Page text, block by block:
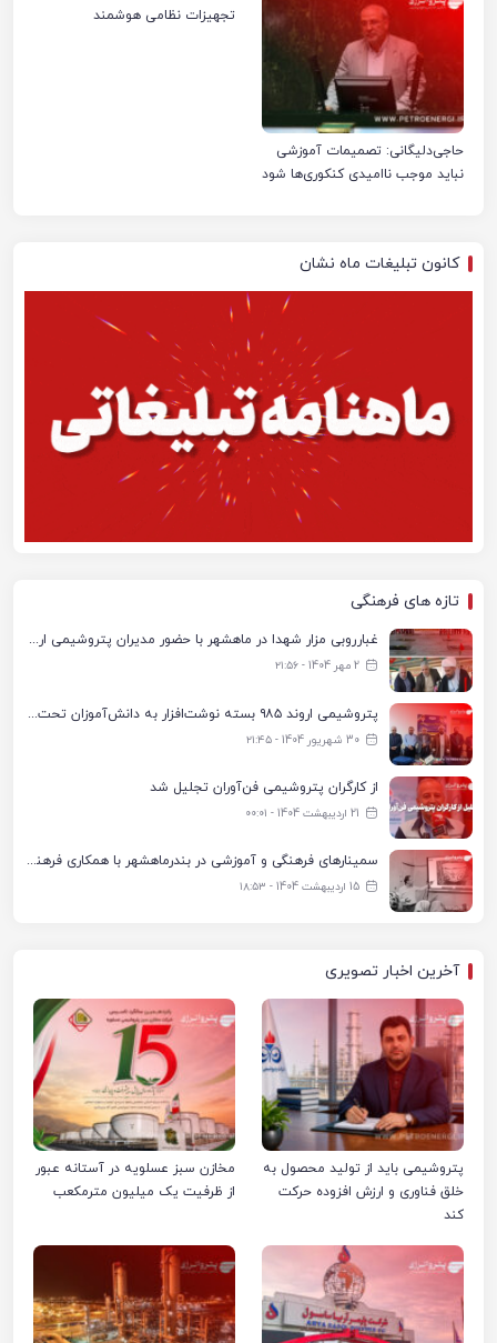
حاجی‌دلیگانی: تصمیمات آموزشی
نباید موجب ناامیدی کنکوری‌ها شود
تجهیزات نظامی هوشمند
کانون تبلیغات ماه نشان
تازه های فرهنگی
غبارروبی مزار شهدا در ماهشهر با حضور مدیران پتروشیمی اروند و مسئولان شهری
2 مهر 1404 - ۲۱:۵۶
پتروشیمی اروند ۹۸۵ بسته نوشت‌افزار به دانش‌آموزان تحت پوشش کمیته امداد بندرماهشهر اهدا کرد
30 شهریور 1404 - ۲۱:۴۵
از کارگران پتروشیمی فن‌آوران تجلیل شد
21 اردیبهشت 1404 - ۰۰:۰۱
سمینارهای فرهنگی و آموزشی در بندرماهشهر با همکاری فرهنگ‌سرای پتروشیمی مارون
15 اردیبهشت 1404 - ۱۸:۵۳
آخرین اخبار تصویری
پتروشیمی باید از تولید محصول به
خلق فناوری و ارزش افزوده حرکت
کند
مخازن سبز عسلویه در آستانه عبور
از ظرفیت یک میلیون مترمکعب